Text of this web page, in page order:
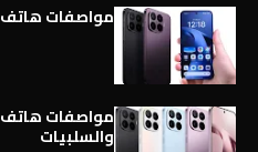
مواصفات هاتف Xiaomi 17T Pro كاملة
والسلبيات